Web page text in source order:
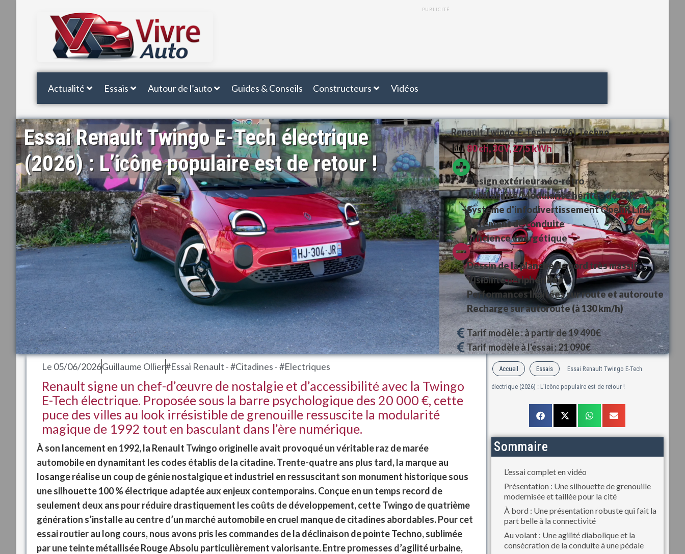
PUBLICITÉ
Actualité Essais Autour de l’auto Guides & Conseils Constructeurs Vidéos
Essai Renault Twingo E-Tech électrique
(2026) : L’icône populaire est de retour !
Renault Twingo E-Tech (2026) Techno
80 ch, 3CV, 27,5 kWh
Design extérieur néo-rétro
Habitabilité/Modularité héritée de 1992
Système d'infodivertissement OpenR Link
Agrément de conduite
Efficience énergétique
Dessin de la planche de bord très massif
Visibilité périphérique
Performances limitées sur route et autoroute
Recharge sur autoroute (à 130 km/h)
Tarif modèle : à partir de 19 490€
Tarif modèle à l'essai : 21 090€
Le 05/06/2026Guillaume Ollier#Essai Renault - #Citadines - #Electriques
Renault signe un chef-d’œuvre de nostalgie et d’accessibilité avec la Twingo
E-Tech électrique. Proposée sous la barre psychologique des 20 000 €, cette
puce des villes au look irrésistible de grenouille ressuscite la modularité
magique de 1992 tout en basculant dans l’ère numérique.
À son lancement en 1992, la Renault Twingo originelle avait provoqué un véritable raz de marée
automobile en dynamitant les codes établis de la citadine. Trente-quatre ans plus tard, la marque au
losange réalise un coup de génie nostalgique et industriel en ressuscitant son monument historique sous
une silhouette 100 % électrique adaptée aux enjeux contemporains. Conçue en un temps record de
seulement deux ans pour réduire drastiquement les coûts de développement, cette Twingo de quatrième
génération s’installe au centre d’un marché automobile en cruel manque de citadines abordables. Pour cet
essai routier au long cours, nous avons pris les commandes de la déclinaison de pointe Techno, sublimée
par une teinte métallisée Rouge Absolu particulièrement valorisante. Entre promesses d’agilité urbaine,
Accueil Essais Essai Renault Twingo E-Tech
électrique (2026) : L’icône populaire est de retour !
Sommaire
L’essai complet en vidéo
Présentation : Une silhouette de grenouille
modernisée et taillée pour la cité
À bord : Une présentation robuste qui fait la
part belle à la connectivité
Au volant : Une agilité diabolique et la
consécration de la conduite à une pédale